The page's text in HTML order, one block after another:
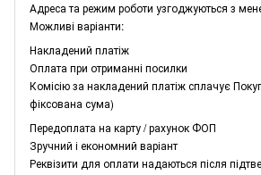
Адреса та режим роботи узгоджуються з
Можливі варіанти:
Накладений платіж
Оплата при отриманні посилки
Комісію за накладений платіж сплачує
фіксована сума)
Передоплата на карту / рахунок ФОП
Зручний і економний варіант
Реквізити для оплати надаються після